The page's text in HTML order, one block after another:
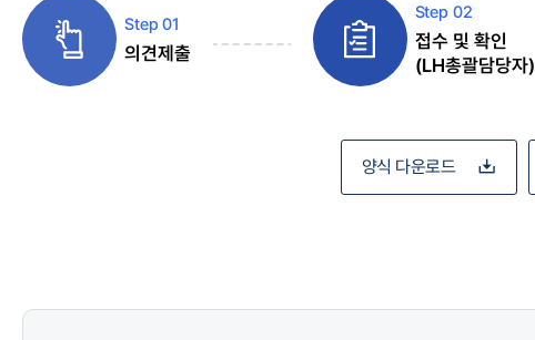
Step 01
의견제출
Step 02
접수 및 확인
(LH총괄담당자)
양식 다운로드